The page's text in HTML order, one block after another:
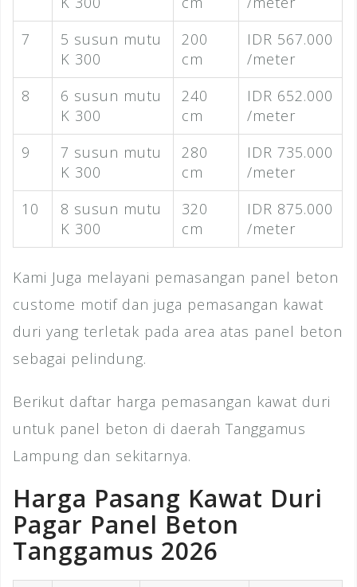
7
5 susun mutu
K 300
200
cm
IDR 567.000
/meter
8
6 susun mutu
K 300
240
cm
IDR 652.000
/meter
9
7 susun mutu
K 300
280
cm
IDR 735.000
/meter
10
8 susun mutu
K 300
320
cm
IDR 875.000
/meter
Kami Juga melayani pemasangan panel beton
custome motif dan juga pemasangan kawat
duri yang terletak pada area atas panel beton
sebagai pelindung.
Berikut daftar harga pemasangan kawat duri
untuk panel beton di daerah Tanggamus
Lampung dan sekitarnya.
Harga Pasang Kawat Duri
Pagar Panel Beton
Tanggamus 2026